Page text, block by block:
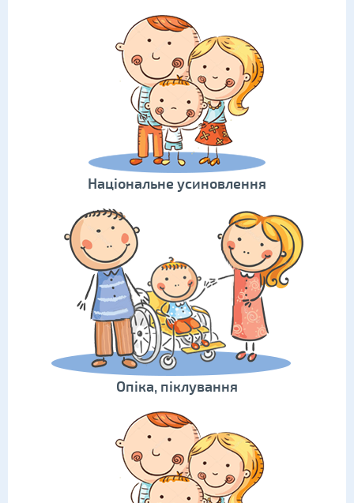
Національне усиновлення
Опіка, піклування